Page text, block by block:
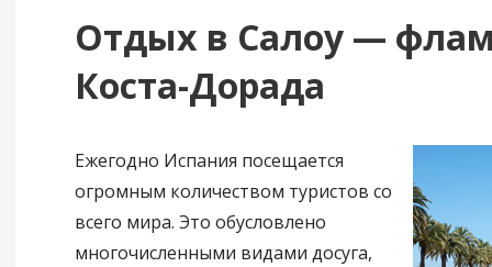
Отдых в Салоу —
Коста-Дорада
Ежегодно Испания посещается
огромным количеством туристов со
всего мира. Это обусловлено
многочисленными видами досуга,